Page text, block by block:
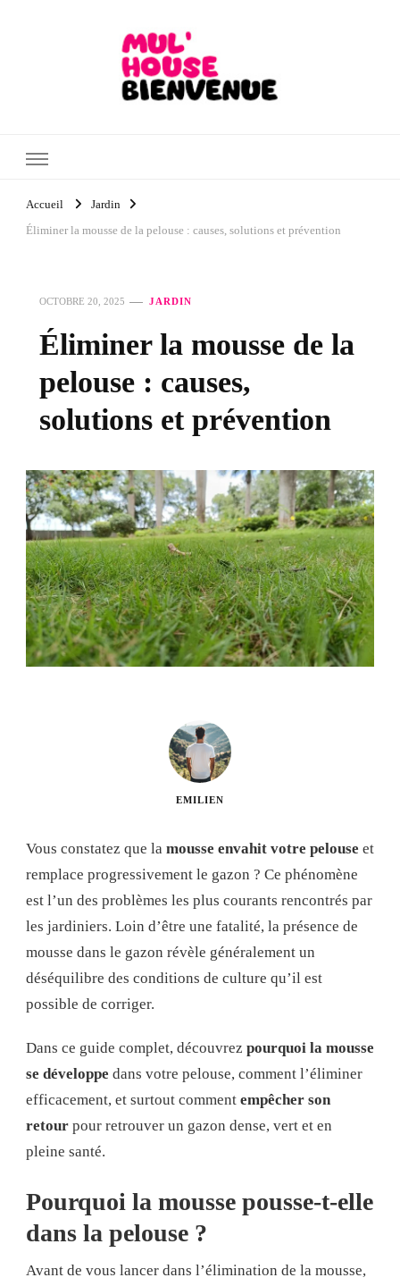
Accueil
Jardin
Éliminer la mousse de la pelouse : causes, solutions et prévention
OCTOBRE 20, 2025 JARDIN
Éliminer la mousse de la
pelouse : causes,
solutions et prévention
EMILIEN
Vous constatez que la mousse envahit votre pelouse et
remplace progressivement le gazon ? Ce phénomène
est l’un des problèmes les plus courants rencontrés par
les jardiniers. Loin d’être une fatalité, la présence de
mousse dans le gazon révèle généralement un
déséquilibre des conditions de culture qu’il est
possible de corriger.
Dans ce guide complet, découvrez pourquoi la mousse
se développe dans votre pelouse, comment l’éliminer
efficacement, et surtout comment empêcher son
retour pour retrouver un gazon dense, vert et en
pleine santé.
Pourquoi la mousse pousse-t-elle
dans la pelouse ?
Avant de vous lancer dans l’élimination de la mousse,